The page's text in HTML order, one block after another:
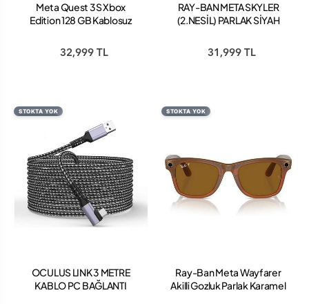
Meta Quest 3S Xbox
Edition 128 GB Kablosuz
32,999 TL
RAY-BAN META SKYLER
(2.NESİL) PARLAK SİYAH
31,999 TL
STOKTA YOK
OCULUS LINK 3 METRE
KABLO PC BAĞLANTI
STOKTA YOK
Ray-Ban Meta Wayfarer
Akilli Gozluk Parlak Karamel